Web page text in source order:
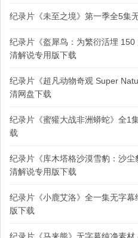
纪录片《未至之境》第一季全5集
纪录片《盔犀鸟：为繁衍活埋
清解说专用版下载
纪录片《超凡动物奇观 Super
清网盘下载
纪录片《蜜獾大战非洲蟒蛇》全1
载
纪录片《库木塔格沙漠雪豹：沙
清解说专用版下载
纪录片《小鹿艾洛》全一集无字
版下载